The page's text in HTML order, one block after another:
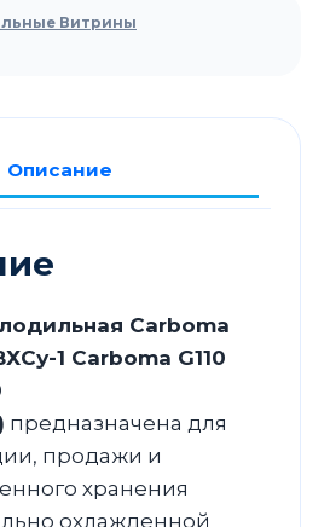
Витрины
Описание
Carboma
1 Carboma G110
предназначена для
продажи и
хранения
охлажденной